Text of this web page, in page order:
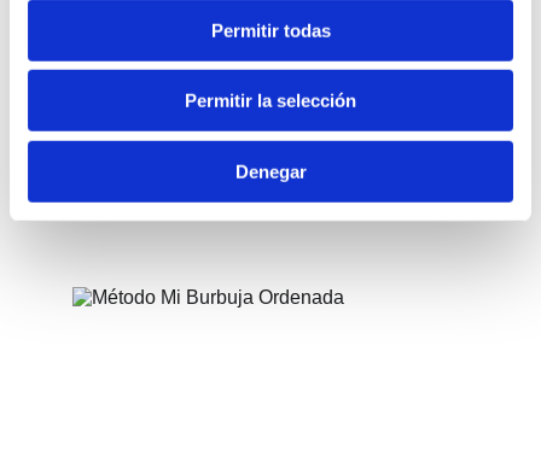
Permitir todas
Permitir la selección
Denegar
Orden y planificación
Implementa estrategias efectivas para
estructurar tu tiempo, espacios y prioridades,